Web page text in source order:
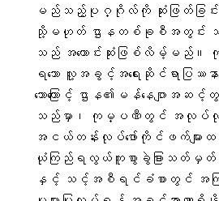
မည်သည့်ပုဂ္ဂိုလ်ကို ဆုံးဖြတ်ခြ
သို့မဟုတ် ဌာနတစ်ခုစီအတွင်း သင်
သည် အကောင်းဆုံးဖြစ်လိမ့်မ
ရသော လူ့အခွင့်အရေးဆိုင်ရာပြဿနာမျ
သောကြောင့် ဌာန၏မန်နေဂျာ
သည်မှာ၊ ကုမ္ပဏီတွင် အလုပ်လုပ်
အငယ်တန်းလုပ်ဖော်ကိုင်ဖက်များထ
ယုံကြည်ရလွယ်ကူစွာခွဲခြားသ
နှင့် သင့်အစီရင်ခံစာတွင် အကြံပြုထာ